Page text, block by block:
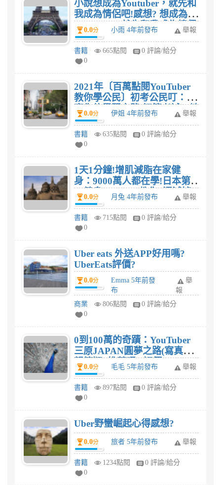
小說想成為Youtuber，就先和
我成為情侶吧!感想? 想成為
Youtuber，就先和我成為情侶
吧!評價?
0.0分 小雨 4年前發布 舉報
書籍 665點閱
0 評論/給分
0
2021年〔百萬點閱YouTuber
教你學公民〕初考公民叮：照
亮你的學習之路[初等考試、地
方五等、各類五等適用]由公民
叮寫的，請有讀過2021年〔百
萬點閱YouTuber教你學公民〕
路[初等考試、地方五等、各類
五等適用]這本書的前輩指導一
下
0.0分 伊姐 4年前發布 舉報
書籍 635點閱
0 評論/給分
0
1天1分鐘!增肌減脂在家健
身：9000萬人都在學!日本第
一健身youtuber教你4週減掉
7kg!(全書動作附影片示範
QRCode)評價，1天1分鐘!增
肌減脂在家健身：9000萬人都
你4週減掉7kg!(全書動作附影
片示範QRCode)有用嗎?
0.0分 月兔 4年前發布 舉報
書籍 715點閱
0 評論/給分
0
Uber eats 外送APP好用嗎?
UberEats評價?
0.0分
Emma 5年前發
布
舉
報
商業
806點閱
0 評論/給分
0
0到100萬的奇蹟：YouTuber
三原JAPAN圓夢之路(寫真卡
親簽版) 推薦嗎? 評價?
0.0分 毛毛 5年前發布 舉報
書籍 897點閱
0 評論/給分
0
Uber野蠻崛起心得感想?
0.0分 旅者 5年前發布 舉報
書籍 1234點閱
0 評論/給分
0